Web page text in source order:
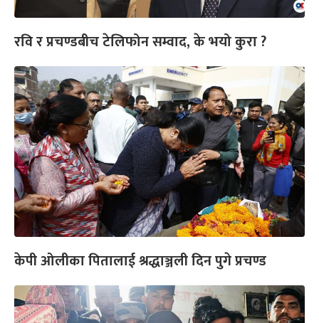
रवि र प्रचण्डबीच टेलिफोन सम्वाद, के भयो कुरा ?
केपी ओलीका पितालाई श्रद्धाञ्जली दिन पुगे प्रचण्ड